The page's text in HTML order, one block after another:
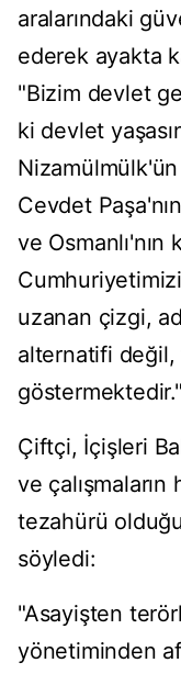
aralarındaki
ederek ayakta
"Bizim devlet
ki devlet
Cevdet
ve
uzanan çizgi,
alternatifi değil,
Çiftçi, İçişleri
ve
tezahürü
söyledi:
"Asayişten
yönetiminden